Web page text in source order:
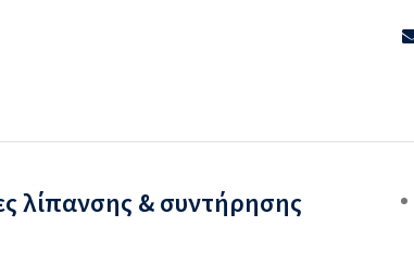
λίπανσης & συντήρησης